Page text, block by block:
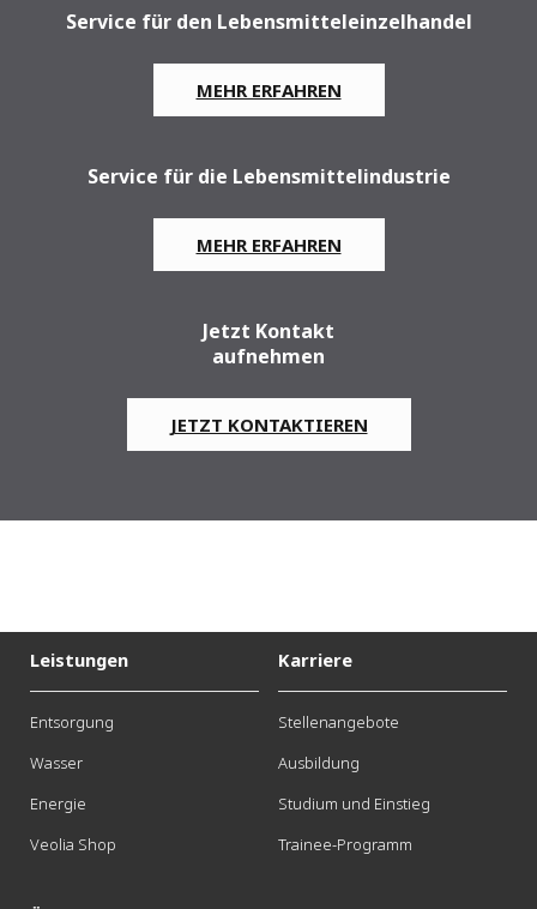
Service für den Lebensmitteleinzelhandel
MEHR ERFAHREN
Service für die Lebensmittelindustrie
MEHR ERFAHREN
Jetzt Kontakt
aufnehmen
JETZT KONTAKTIEREN
Leistungen
Entsorgung
Wasser
Energie
Veolia Shop
Karriere
Stellenangebote
Ausbildung
Studium und Einstieg
Trainee-Programm